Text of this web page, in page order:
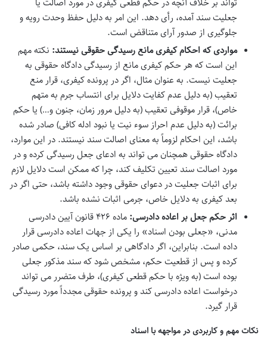
جعلیت سند آمده، رأی دهد. این امر به دلیل حفظ وحدت رویه و
جلوگیری از صدور آرای متناقض است.
مواردی که احکام کیفری مانع رسیدگی حقوقی نیستند: نکته مهم
این است که هر حکم کیفری مانع از رسیدگی دادگاه حقوقی به
جعلیت نیست. به عنوان مثال، اگر در پرونده کیفری، قرار منع
تعقیب (به دلیل عدم کفایت دلایل برای انتساب جرم به متهم
خاص)، قرار موقوفی تعقیب (به دلیل مرور زمان، جنون و…) یا حکم
برائت (به دلیل عدم احراز سوء نیت یا نبود ادله کافی) صادر شده
باشد، این احکام لزوماً به معنای اصالت سند نیستند. در این موارد،
دادگاه حقوقی همچنان می تواند به ادعای جعل رسیدگی کرده و در
مورد اصالت سند تعیین تکلیف کند، چرا که ممکن است دلایل لازم
برای اثبات جعلیت در دعوای حقوقی وجود داشته باشد، حتی اگر در
بعد کیفری به دلایل خاص، جرمی اثبات نشده باشد.
اثر حکم جعل بر اعاده دادرسی:
ماده ۴۲۶ قانون آیین دادرسی
مدنی، «جعلی بودن اسناد» را یکی از جهات اعاده دادرسی قرار
داده است. بنابراین، اگر دادگاهی بر اساس یک سند، حکمی صادر
کرده و پس از قطعیت حکم، مشخص شود که سند مذکور جعلی
بوده است (به ویژه با حکم قطعی کیفری)، طرف متضرر می تواند
درخواست اعاده دادرسی کند و پرونده حقوقی مجدداً مورد رسیدگی
قرار گیرد.
نکات مهم و کاربردی در مواجهه با اسناد